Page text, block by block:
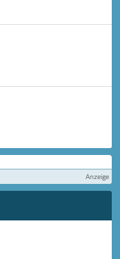
Anzeige